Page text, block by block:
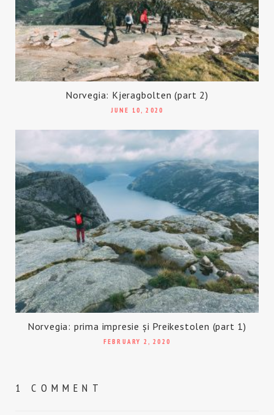
Norvegia: Kjeragbolten (part 2)
JUNE 10, 2020
Norvegia: prima impresie și Preikestolen (part 1)
FEBRUARY 2, 2020
1 COMMENT